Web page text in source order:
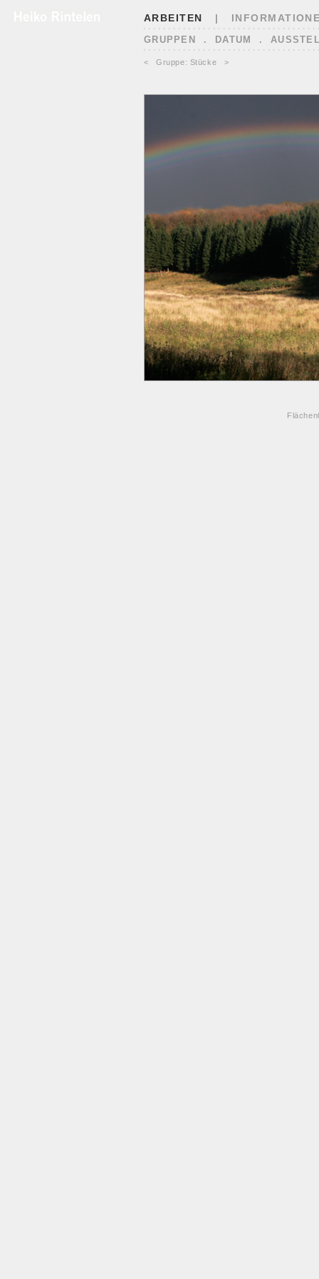
ARBEITEN |
GRUPPEN . DATUM .
< Gruppe: Stücke >